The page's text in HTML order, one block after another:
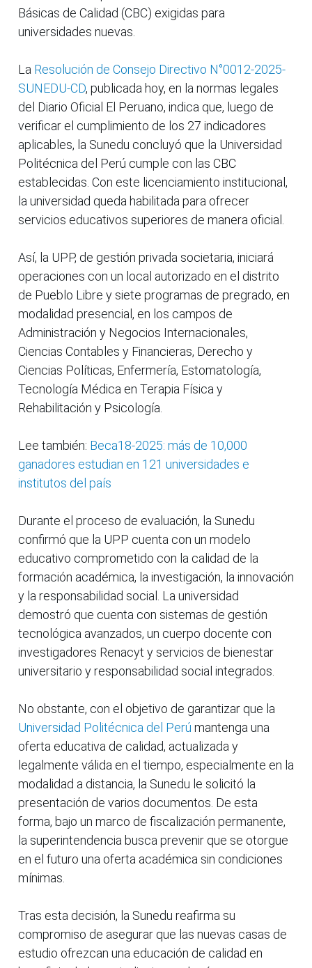
Básicas de Calidad (CBC) exigidas para
universidades nuevas.
La Resolución de Consejo Directivo N°0012-2025-
SUNEDU-CD, publicada hoy, en la normas legales
del Diario Oficial El Peruano, indica que, luego de
verificar el cumplimiento de los 27 indicadores
aplicables, la Sunedu concluyó que la Universidad
Politécnica del Perú cumple con las CBC
establecidas. Con este licenciamiento institucional,
la universidad queda habilitada para ofrecer
servicios educativos superiores de manera oficial.
Así, la UPP, de gestión privada societaria, iniciará
operaciones con un local autorizado en el distrito
de Pueblo Libre y siete programas de pregrado, en
modalidad presencial, en los campos de
Administración y Negocios Internacionales,
Ciencias Contables y Financieras, Derecho y
Ciencias Políticas, Enfermería, Estomatología,
Tecnología Médica en Terapia Física y
Rehabilitación y Psicología.
Lee también: Beca18-2025: más de 10,000
ganadores estudian en 121 universidades e
institutos del país
Durante el proceso de evaluación, la Sunedu
confirmó que la UPP cuenta con un modelo
educativo comprometido con la calidad de la
formación académica, la investigación, la innovación
y la responsabilidad social. La universidad
demostró que cuenta con sistemas de gestión
tecnológica avanzados, un cuerpo docente con
investigadores Renacyt y servicios de bienestar
universitario y responsabilidad social integrados.
No obstante, con el objetivo de garantizar que la
Universidad Politécnica del Perú mantenga una
oferta educativa de calidad, actualizada y
legalmente válida en el tiempo, especialmente en la
modalidad a distancia, la Sunedu le solicitó la
presentación de varios documentos. De esta
forma, bajo un marco de fiscalización permanente,
la superintendencia busca prevenir que se otorgue
en el futuro una oferta académica sin condiciones
mínimas.
Tras esta decisión, la Sunedu reafirma su
compromiso de asegurar que las nuevas casas de
estudio ofrezcan una educación de calidad en